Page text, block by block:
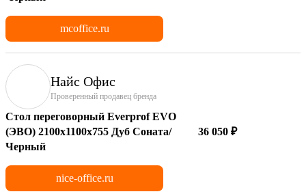
mcoffice.ru
Найс Офис
Проверенный продавец бренда
Стол переговорный Everprof EVO
(ЭВО) 2100х1100x755 Дуб Соната/
Черный
36 050 ₽
nice-office.ru